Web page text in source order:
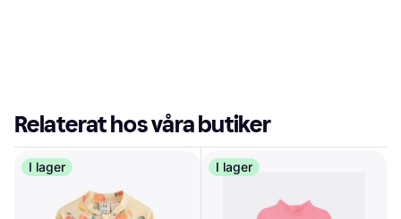
Relaterat hos våra butiker
I lager I lager